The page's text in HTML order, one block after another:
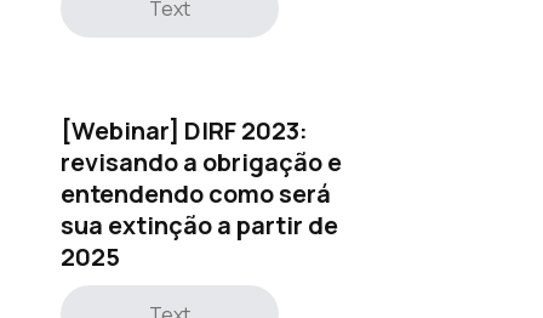
Text
[Webinar] DIRF 2023:
revisando a obrigação e
entendendo como será
sua extinção a partir de
2025